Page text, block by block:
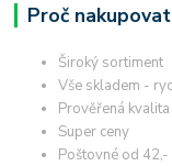
Proč
Široký sortiment
Vše skladem -
Prověřená
Super ceny
Poštovné od